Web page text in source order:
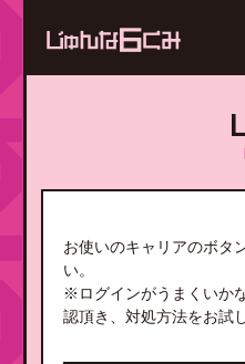
お使いのキャリアのボタ
い。
※ログインがうまくいか
認頂き、対処方法をお試